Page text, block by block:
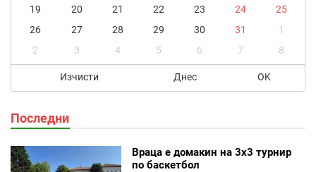
19
20 21 22 23 24
25
26
27 28 29 30 31
1
2
3 4 5 6 7 8
Изчисти Днес OK
Последни
Враца е домакин на 3х3 турнир
по баскетбол